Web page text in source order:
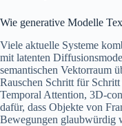
Wie generative Modelle
Viele aktuelle Systeme
mit latenten
semantischen Vektorraum
Rauschen Schritt für
Temporal Attention, 3D-
dafür, dass Objekte von
Bewegungen glaubwürdig